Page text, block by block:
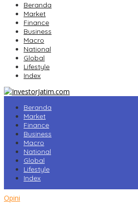
Beranda
Market
Finance
Business
Macro
National
Global
Lifestyle
Index
Beranda
Market
Finance
Business
Macro
National
Global
Lifestyle
Index
Opini